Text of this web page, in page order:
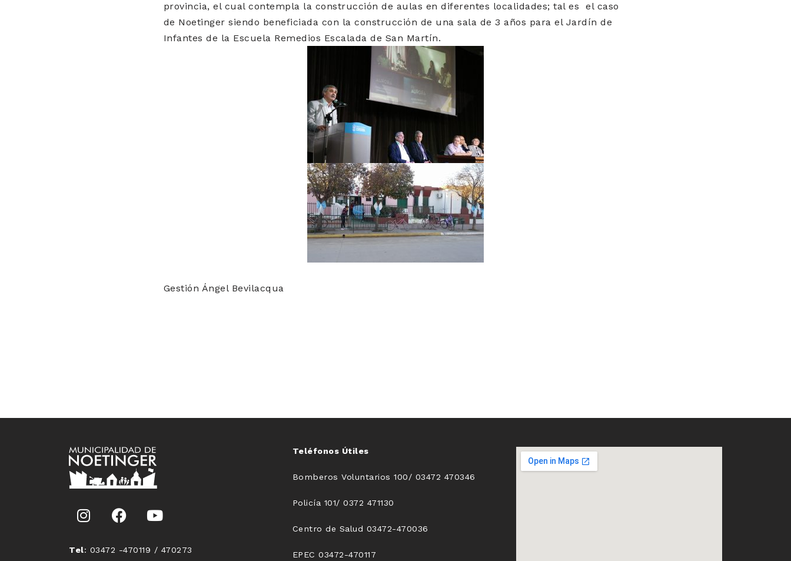
provincia, el cual contempla la construcción de aulas en diferentes localidades; tal es el caso
de Noetinger siendo beneficiada con la construcción de una sala de 3 años para el Jardín de
Infantes de la Escuela Remedios Escalada de San Martín.
Gestión Ángel Bevilacqua
Tel: 03472 -470119 / 470273
Teléfonos Útiles
Bomberos Voluntarios 100/ 03472 470346
Policía 101/ 0372 471130
Centro de Salud 03472-470036
EPEC 03472-470117